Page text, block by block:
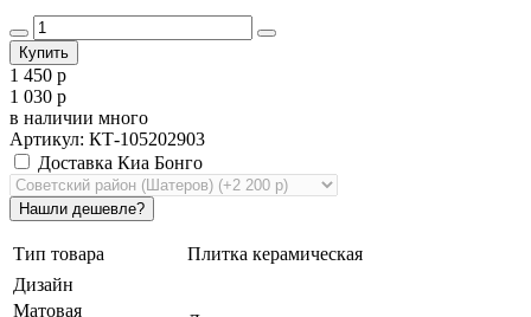
1 450 р
1 030 р
в наличии много
Артикул: КТ-105202903
Доставка Киа Бонго
Тип товара
Плитка керамическая
Дизайн
Матовая